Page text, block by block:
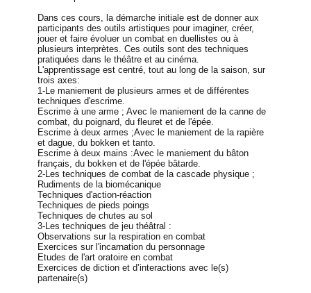
Dans ces cours, la démarche initiale est de donner aux
participants des outils artistiques pour imaginer, créer,
jouer et faire évoluer un combat en duellistes ou à
plusieurs interprètes. Ces outils sont des techniques
pratiquées dans le théâtre et au cinéma.
L'apprentissage est centré, tout au long de la saison, sur
trois axes:
1-Le maniement de plusieurs armes et de différentes
techniques d'escrime.
Escrime à une arme ; Avec le maniement de la canne de
combat, du poignard, du fleuret et de l'épée.
Escrime à deux armes ;Avec le maniement de la rapière
et dague, du bokken et tanto.
Escrime à deux mains :Avec le maniement du bâton
français, du bokken et de l'épée bâtarde.
2-Les techniques de combat de la cascade physique ;
Rudiments de la biomécanique
Techniques d'action-réaction
Techniques de pieds poings
Techniques de chutes au sol
3-Les techniques de jeu théâtral :
Observations sur la respiration en combat
Exercices sur l'incarnation du personnage
Etudes de l'art oratoire en combat
Exercices de diction et d’interactions avec le(s)
partenaire(s)